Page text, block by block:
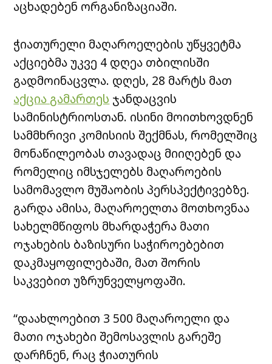
აცხადებენ ორგანიზაციაში.
ჭიათურელი მაღაროელების უწყვეტმა
აქციებმა უკვე 4 დღეა თბილისში
გადმოინაცვლა. დღეს, 28 მარტს მათ
აქცია გამართეს ჯანდაცვის
სამინისტრიოსთან. ისინი მოითხოვდნენ
სამმხრივი კომისიის შექმნას, რომელშიც
მონაწილეობას თავადაც მიიღებენ და
რომელიც იმსჯელებს მაღაროების
სამომავლო მუშაობის პერსპექტივებზე.
გარდა ამისა, მაღაროელთა მოთხოვნაა
სახელმწიფოს მხარდაჭერა მათი
ოჯახების ბაზისური საჭიროებებით
დაკმაყოფილებაში, მათ შორის
საკვებით უზრუნველყოფაში.
“დაახლოებით 3 500 მაღაროელი და
მათი ოჯახები შემოსავლის გარეშე
დარჩნენ, რაც ჭიათურის